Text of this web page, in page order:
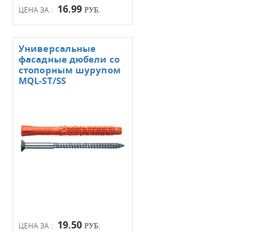
ЦЕНА ЗА : 16.99 РУБ.
ЦЕНА ЗА : 19.50 РУБ.
Универсальные
фасадные дюбели со
стопорным шурупом
MQL-ST/SS